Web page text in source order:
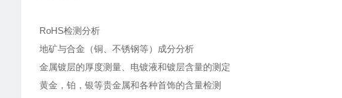
RoHS检测分析
地矿与合金（铜、不锈钢等）成分分析
金属镀层的厚度测量、电镀液和镀层含量的测定
黄金，铂，银等贵金属和各种首饰的含量检测